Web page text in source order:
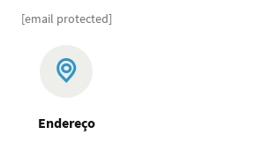
[email protected]
Endereço